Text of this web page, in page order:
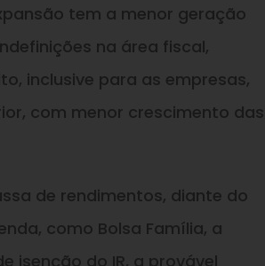
tem a menor geração
na área fiscal,
inclusive para as empresas,
com menor crescimento das
de rendimentos, diante do
como Bolsa Família, a
isenção do IR, a provável